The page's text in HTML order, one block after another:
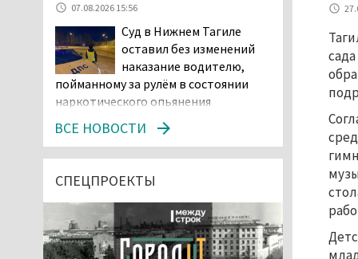
07.08.2026 15:56
Суд в Нижнем Тагиле
оставил без изменений
наказание водителю,
пойманному за рулём в состоянии
наркотического опьянения
ДТП под Екатеринбургом
Тагильские спасатели
проникли в квартиру
через балкон, чтобы
ВСЕ НОВОСТИ
СПЕЦПРОЕКТЫ